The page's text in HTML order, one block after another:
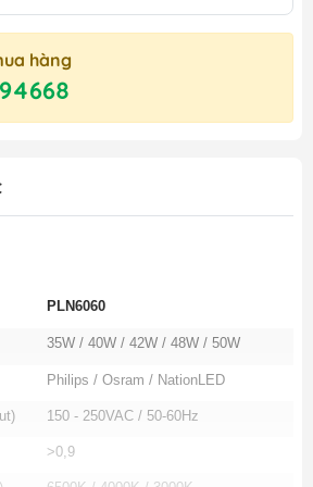
hàng
PLN6060
35W / 40W / 42W / 48W / 50W
Philips / Osram / NationLED
150 - 250VAC / 50-60Hz
>0,9